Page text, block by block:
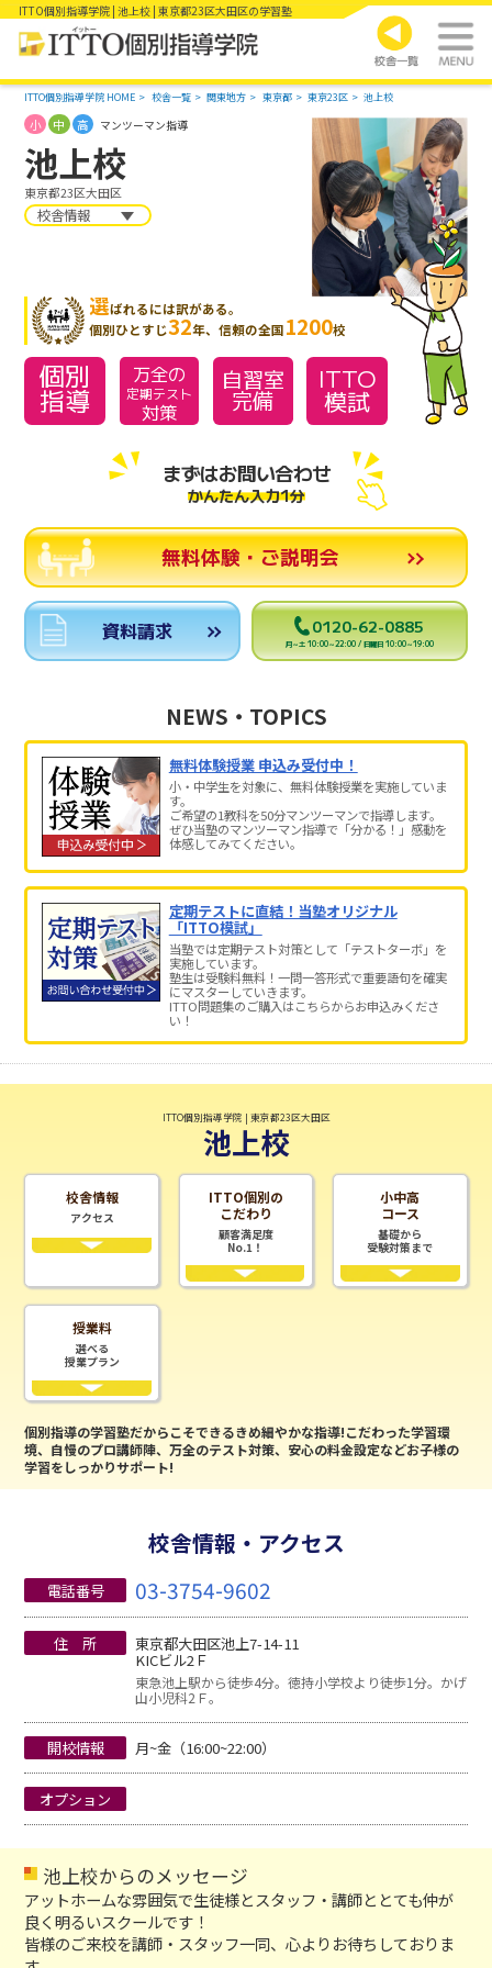
ITTO個別指導学院 | 池上校 | 東京都23区大田区の学習塾
ITTO個別指導学院 HOME 校舎一覧 関東地方 東京都 東京23区 池上校
池上校
東京都23区大田区
小 中 高 マンツーマン指導
校舎情報
選ばれるには訳がある。
個別ひとすじ32年、信頼の全国1200校
個別
指導
万全の
定期テスト
対策
自習室
完備
ITTO
模試
まずはお問い合わせ
かんたん入力1分
無料体験・ご説明会
資料請求 0120-62-0885
月～土 10:00～22:00 / 日曜日 10:00～19:00
NEWS・TOPICS
無料体験授業 申込み受付中！
小・中学生を対象に、無料体験授業を実施していま
す。
ご希望の1教科を50分マンツーマンで指導します。
ぜひ当塾のマンツーマン指導で「分かる！」感動を
体感してみてください。
定期テストに直結！当塾オリジナル
「ITTO模試」
当塾では定期テスト対策として「テストターボ」を
実施しています。
塾生は受験料無料！一問一答形式で重要語句を確実
にマスターしていきます。
ITTO問題集のご購入はこちらからお申込みくださ
い！
ITTO個別指導学院 | 東京都23区大田区
池上校
校舎情報
アクセス
ITTO個別の
こだわり
顧客満足度
No.1！
小中高
コース
基礎から
受験対策まで
授業料
選べる
授業プラン
個別指導の学習塾だからこそできるきめ細やかな指導!こだわった学習環
境、自慢のプロ講師陣、万全のテスト対策、安心の料金設定などお子様の
学習をしっかりサポート!
校舎情報・アクセス
電話番号 03-3754-9602
住 所 東京都大田区池上7-14-11
KICビル2Ｆ
東急池上駅から徒歩4分。徳持小学校より徒歩1分。かげ
山小児科2Ｆ。
開校情報 月~金（16:00~22:00）
オプション
池上校からのメッセージ
アットホームな雰囲気で生徒様とスタッフ・講師ととても仲が
良く明るいスクールです！
皆様のご来校を講師・スタッフ一同、心よりお待ちしておりま